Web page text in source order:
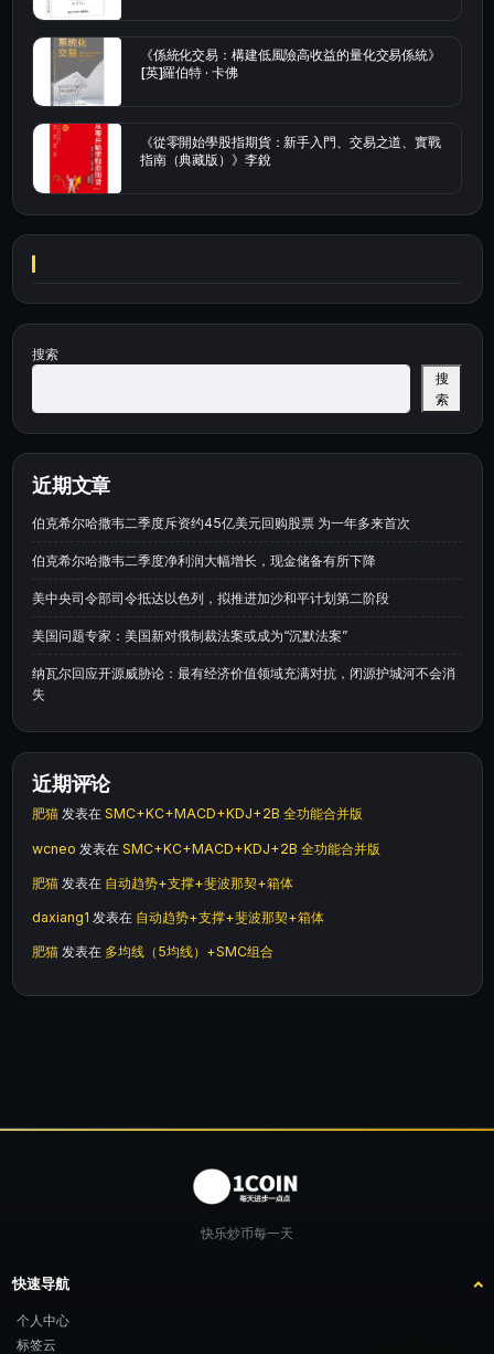
《係統化交易：構建低風險高收益的量化交易係統》
[英]羅伯特 · 卡佛
《從零開始學股指期貨：新手入門、交易之道、實戰
指南（典藏版）》李銳
搜索
搜
索
近期文章
伯克希尔哈撒韦二季度斥资约45亿美元回购股票 为一年多来首次
伯克希尔哈撒韦二季度净利润大幅增长，现金储备有所下降
美中央司令部司令抵达以色列，拟推进加沙和平计划第二阶段
美国问题专家：美国新对俄制裁法案或成为“沉默法案”
纳瓦尔回应开源威胁论：最有经济价值领域充满对抗，闭源护城河不会消
失
近期评论
肥猫 发表在 SMC+KC+MACD+KDJ+2B 全功能合并版
wcneo 发表在 SMC+KC+MACD+KDJ+2B 全功能合并版
肥猫 发表在 自动趋势+支撑+斐波那契+箱体
daxiang1 发表在 自动趋势+支撑+斐波那契+箱体
肥猫 发表在 多均线（5均线）+SMC组合
快乐炒币每一天
快速导航
个人中心
标签云